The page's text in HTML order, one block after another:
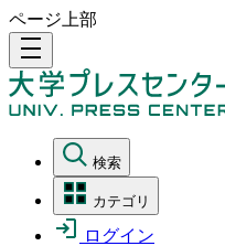
ページ上部
density_medium
検索
カテゴリ
ログイン